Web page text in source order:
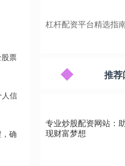
票
人信
确
杠杆配资平台精选指
推荐
专业炒股配资网站：
现财富梦想